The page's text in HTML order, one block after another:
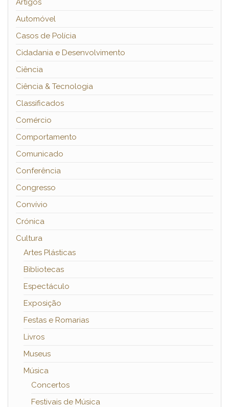
Artigos
Automóvel
Casos de Polícia
Cidadania e Desenvolvimento
Ciência
Ciência & Tecnologia
Classificados
Comércio
Comportamento
Comunicado
Conferência
Congresso
Convívio
Crónica
Cultura
Artes Plásticas
Bibliotecas
Espectáculo
Exposição
Festas e Romarias
Livros
Museus
Música
Concertos
Festivais de Música